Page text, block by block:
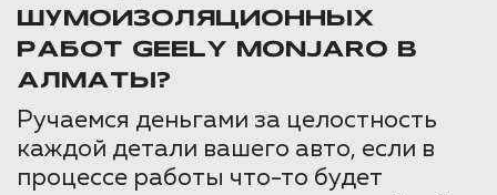
ШУМОИЗОЛЯЦИОННЫХ
РАБОТ GEELY MONJARO В
АЛМАТЫ?
Ручаемся деньгами за целостность
каждой детали вашего авто, если в
процессе работы что-то будет